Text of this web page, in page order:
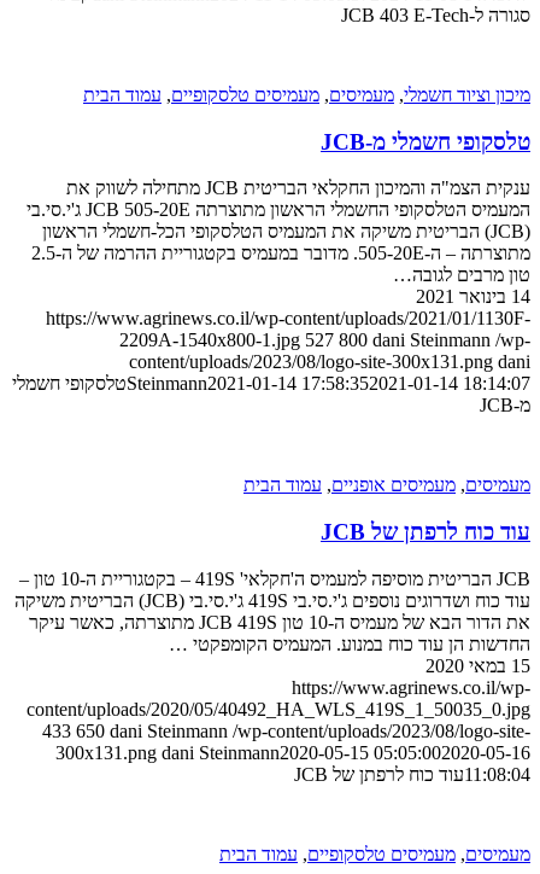
סגורה ל-JCB 403 E-Tech
מיכון וציוד חשמלי, מעמיסים, מעמיסים טלסקופיים, עמוד הבית
טלסקופי חשמלי מ-JCB
ענקית הצמ"ה והמיכון החקלאי הבריטית JCB מתחילה לשווק את
המעמיס הטלסקופי החשמלי הראשון מתוצרתה JCB 505-20E ג'י.סי.בי
(JCB) הבריטית משיקה את המעמיס הטלסקופי הכל-חשמלי הראשון
מתוצרתה – ה-505-20E. מדובר במעמיס בקטגוריית ההרמה של ה-2.5
טון מרבים לגובה…
14 בינואר 2021
https://www.agrinews.co.il/wp-content/uploads/2021/01/1130F-
2209A-1540x800-1.jpg 527 800 dani Steinmann /wp-
content/uploads/2023/08/logo-site-300x131.png dani
Steinmann2021-01-14 17:58:352021-01-14 18:14:07
טלסקופי חשמלי
מ-JCB
מעמיסים, מעמיסים אופניים, עמוד הבית
עוד כוח לרפתן של JCB
JCB הבריטית מוסיפה למעמיס ה'חקלאי' 419S – בקטגוריית ה-10 טון –
עוד כוח ושדרוגים נוספים ג'י.סי.בי 419S ג'י.סי.בי (JCB) הבריטית משיקה
את הדור הבא של מעמיס ה-10 טון JCB 419S מתוצרתה, כאשר עיקר
החדשות הן עוד כוח במנוע. המעמיס הקומפקטי …
15 במאי 2020
https://www.agrinews.co.il/wp-
content/uploads/2020/05/40492_HA_WLS_419S_1_50035_0.jpg
433 650 dani Steinmann /wp-content/uploads/2023/08/logo-site-
300x131.png dani Steinmann2020-05-15 05:05:002020-05-16
11:08:04עוד כוח לרפתן של JCB
מעמיסים, מעמיסים טלסקופיים, עמוד הבית